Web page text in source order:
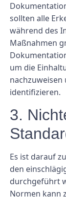
sollten alle
während des
Maßnahmen
um die
identifizieren.
3.
Es ist darauf
den
durchgeführt
Normen kann